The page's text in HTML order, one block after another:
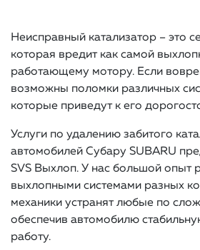
Неисправный катализатор – это
которая вредит как самой
работающему мотору. Если
возможны поломки различных
которые приведут к его
Услуги по удалению забитого
автомобилей Субару SUBARU
SVS Выхлоп. У нас большой опыт
выхлопными системами разных
механики устранят любые по
обеспечив автомобилю
работу.